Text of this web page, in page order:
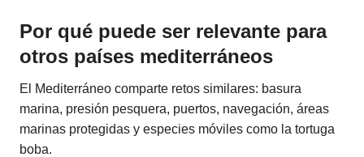
Por qué puede ser relevante para
otros países mediterráneos
El Mediterráneo comparte retos similares: basura
marina, presión pesquera, puertos, navegación, áreas
marinas protegidas y especies móviles como la tortuga
boba.